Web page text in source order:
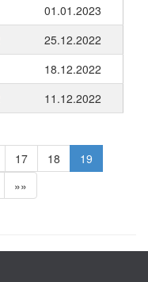
01.01.2023
25.12.2022
18.12.2022
11.12.2022
17 18
19
»»